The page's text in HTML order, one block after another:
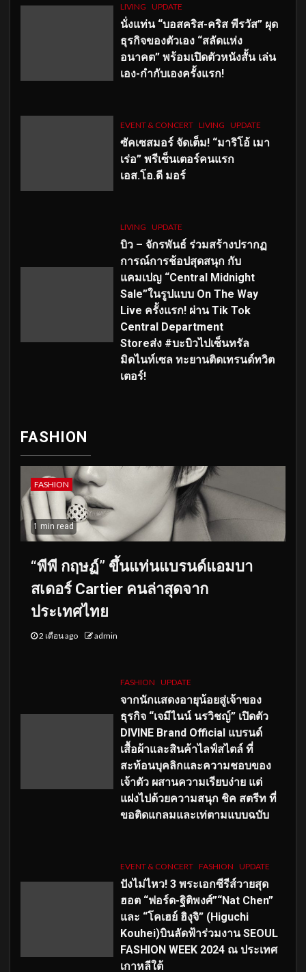
LIVING UPDATE
นั่งแท่น “บอสคริส-คริส พีรวัส” ผุด
ธุรกิจของตัวเอง “สลัดแห่ง
อนาคต” พร้อมเปิดตัวหนังสั้น เล่น
เอง-กำกับเองครั้งแรก!
EVENT & CONCERT LIVING UPDATE
ซัคเซสมอร์ จัดเต็ม! “มาริโอ้ เมา
เร่อ” พรีเซ็นเตอร์คนแรก
เอส.โอ.ดี มอร์
LIVING UPDATE
บิว – จักรพันธ์ ร่วมสร้างปรากฏ
การณ์การช้อปสุดสนุก กับ
แคมเปญ “Central Midnight
Sale”ในรูปแบบ On The Way
Live ครั้งแรก! ผ่าน Tik Tok
Central Department
Storeส่ง #บะบิวไปเซ็นทรัล
มิดไนท์เซล ทะยานติดเทรนด์ทวิต
เตอร์!
FASHION
FASHION
1 min read
“พีพี กฤษฏ์” ขึ้นแท่นแบรนด์แอมบา
สเดอร์ Cartier คนล่าสุดจาก
ประเทศไทย
2 เดือน ago admin
FASHION UPDATE
จากนักแสดงอายุน้อยสู่เจ้าของ
ธุรกิจ “เจมีไนน์ นรวิชญ์” เปิดตัว
DIVINE Brand Official แบรนด์
เสื้อผ้าและสินค้าไลฟ์สไตล์ ที่
สะท้อนบุคลิกและความชอบของ
เจ้าตัว ผสานความเรียบง่าย แต่
แฝงไปด้วยความสนุก ชิค สตรีท ที่
ขอติดแกลมและเท่ตามแบบฉบับ
EVENT & CONCERT FASHION UPDATE
ปังไม่ไหว! 3 พระเอกซีรีส์วายสุด
ฮอต “ฟอร์ด-ฐิติพงศ์”“Nat Chen”
และ “โคเฮย์ ฮิงุจิ” (Higuchi
Kouhei)บินลัดฟ้าร่วมงาน SEOUL
FASHION WEEK 2024 ณ ประเทศ
เกาหลีใต้